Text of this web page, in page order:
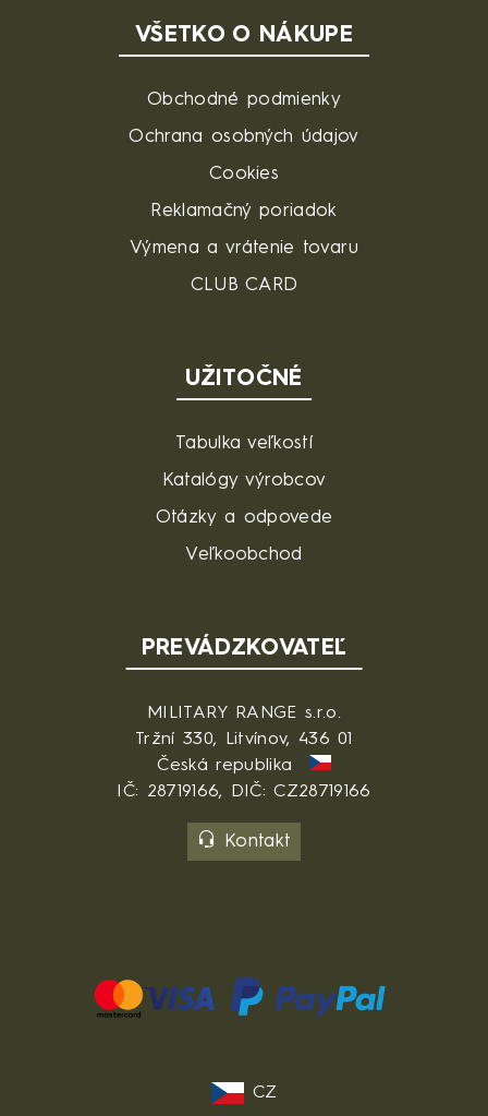
VŠETKO O NÁKUPE
Obchodné podmienky
Ochrana osobných údajov
Cookies
Reklamačný poriadok
Výmena a vrátenie tovaru
CLUB CARD
UŽITOČNÉ
Tabulka veľkostí
Katalógy výrobcov
Otázky a odpovede
Veľkoobchod
PREVÁDZKOVATEĽ
MILITARY RANGE s.r.o.
Tržní 330, Litvínov, 436 01
Česká republika
IČ: 28719166, DIČ: CZ28719166
Kontakt
CZ